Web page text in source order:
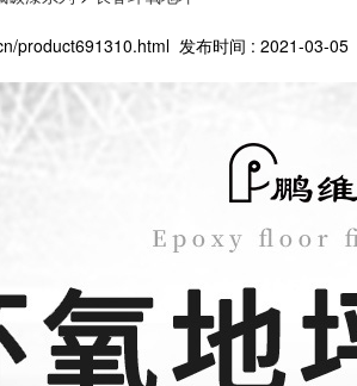
product691310.html 发布时间 : 2021-03-05